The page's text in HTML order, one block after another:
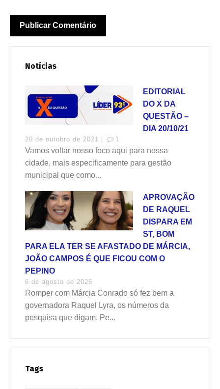
Notícias
EDITORIAL
DO X DA
QUESTÃO –
DIA 20/10/21
20 de outubro de 2021 | 1
Vamos voltar nosso foco aqui para nossa
cidade, mais especificamente para gestão
municipal que como...
APROVAÇÃO
DE RAQUEL
DISPARA EM
ST, BOM
PARA ELA TER SE AFASTADO DE MÁRCIA,
JOÃO CAMPOS É QUE FICOU COM O
PEPINO
6 de agosto de 2026
Romper com Márcia Conrado só fez bem a
governadora Raquel Lyra, os números da
pesquisa que digam. Pe...
Tags